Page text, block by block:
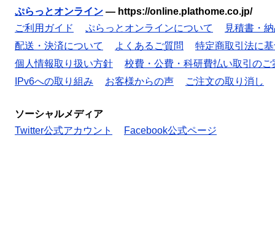
ぷらっとオンライン — https://online.plathome.co.jp/
ご利用ガイド
ぷらっとオンラインについて
見積書・
配送・決済について
よくあるご質問
特定商取引法に
個人情報取り扱い方針
校費・公費・科研費払い取引のご
IPv6への取り組み
お客様からの声 ご注文の取り消し
ソーシャルメディア
Twitter公式アカウント
Facebook公式ページ